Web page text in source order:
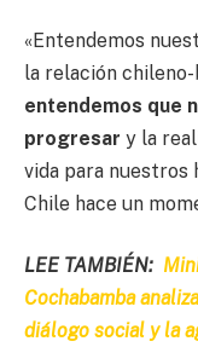
«Entendemos
la relación
entendemos que
progresar y la
vida para nuestros
Chile hace un
LEE TAMBIÉN:
Cochabamba
diálogo social y la